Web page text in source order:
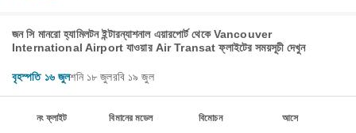
জন সি মানরো হ্যামিলটন ইন্টারন্যাশনাল এয়ারপোর্ট থেকে Vancouver
International Airport যাওয়ার Air Transat ফ্লাইটের সময়সূচী দেখুন
বৃহস্পতি ১৬ জুলশনি ১৮ জুলরবি ১৯ জুল
নং ফ্লাইট বিমানের মডেল বিমোচন আসে